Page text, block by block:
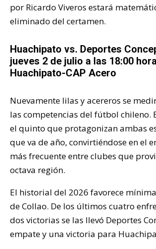
por Ricardo Viveros estará
eliminado del certamen.
Huachipato vs. Deportes
jueves 2 de julio a las 18:00
Huachipato-CAP Acero
Nuevamente lilas y acereros se
las competencias del fútbol chileno.
el quinto que protagonizan ambas
que va de año, convirtiéndose en el
más frecuente entre clubes que
octava región.
El historial del 2026 favorece
de Collao. De los últimos cuatro
dos victorias se las llevó Deportes
empate y una victoria para